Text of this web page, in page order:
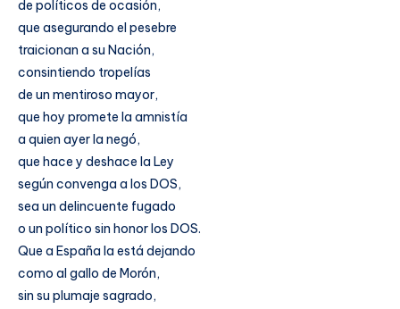
de políticos de ocasión,
que asegurando el pesebre
traicionan a su Nación,
consintiendo tropelías
de un mentiroso mayor,
que hoy promete la amnistía
a quien ayer la negó,
que hace y deshace la Ley
según convenga a los DOS,
sea un delincuente fugado
o un político sin honor los DOS.
Que a España la está dejando
como al gallo de Morón,
sin su plumaje sagrado,